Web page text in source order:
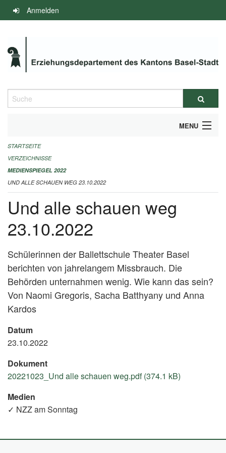
Navigation
überspringen
Anmelden
Suche
MENU
INFOS ZUM ED-MEDIENSPIEGEL
IMPRESSUM
STARTSEITE
VERZEICHNISSE
MEDIENSPIEGEL 2022
UND ALLE SCHAUEN WEG 23.10.2022
Und alle schauen weg
23.10.2022
Schülerinnen der Ballettschule Theater Basel
berichten von jahrelangem Missbrauch. Die
Behörden unternahmen wenig. Wie kann das sein?
Von Naomi Gregoris, Sacha Batthyany und Anna
Kardos
Datum
23.10.2022
Dokument
20221023_Und alle schauen weg.pdf (374.1 kB)
Medien
✓ NZZ am Sonntag